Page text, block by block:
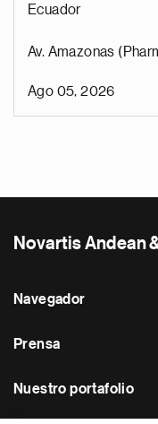
Ecuador
Av. Amazonas
Ago 05, 2026
Novartis Andean
Navegador
Prensa
Nuestro portafolio